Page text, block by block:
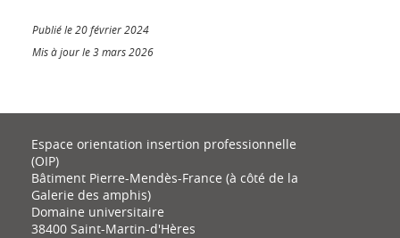
Publié le 20 février 2024
Mis à jour le 3 mars 2026
Espace orientation insertion professionnelle
(OIP)
Bâtiment Pierre-Mendès-France (à côté de la
Galerie des amphis)
Domaine universitaire
38400 Saint-Martin-d'Hères